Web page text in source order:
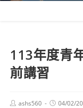
113年度青
前講習
Postashs560
Post04/02/